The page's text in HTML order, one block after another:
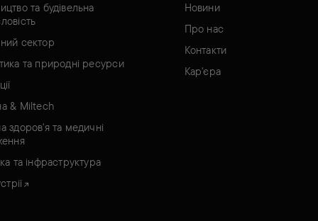
та будівельна
сектор
та природні ресурси
& Miltech
здоров'я та медичні
та інфраструктура
Новини
Про нас
Контакти
Кар'єра